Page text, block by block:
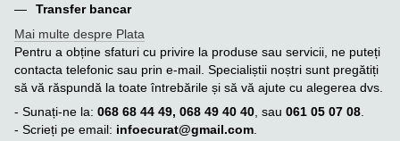
Transfer bancar
Mai multe despre Plata
Pentru a obține sfaturi cu privire la produse sau servicii, ne puteți
contacta telefonic sau prin e-mail. Specialiștii noștri sunt pregătiți
să vă răspundă la toate întrebările și să vă ajute cu alegerea dvs.
- Sunați-ne la: 068 68 44 49, 068 49 40 40 , sau 061 05 07 08
- Scrieți pe email: infoecurat@gmail.com